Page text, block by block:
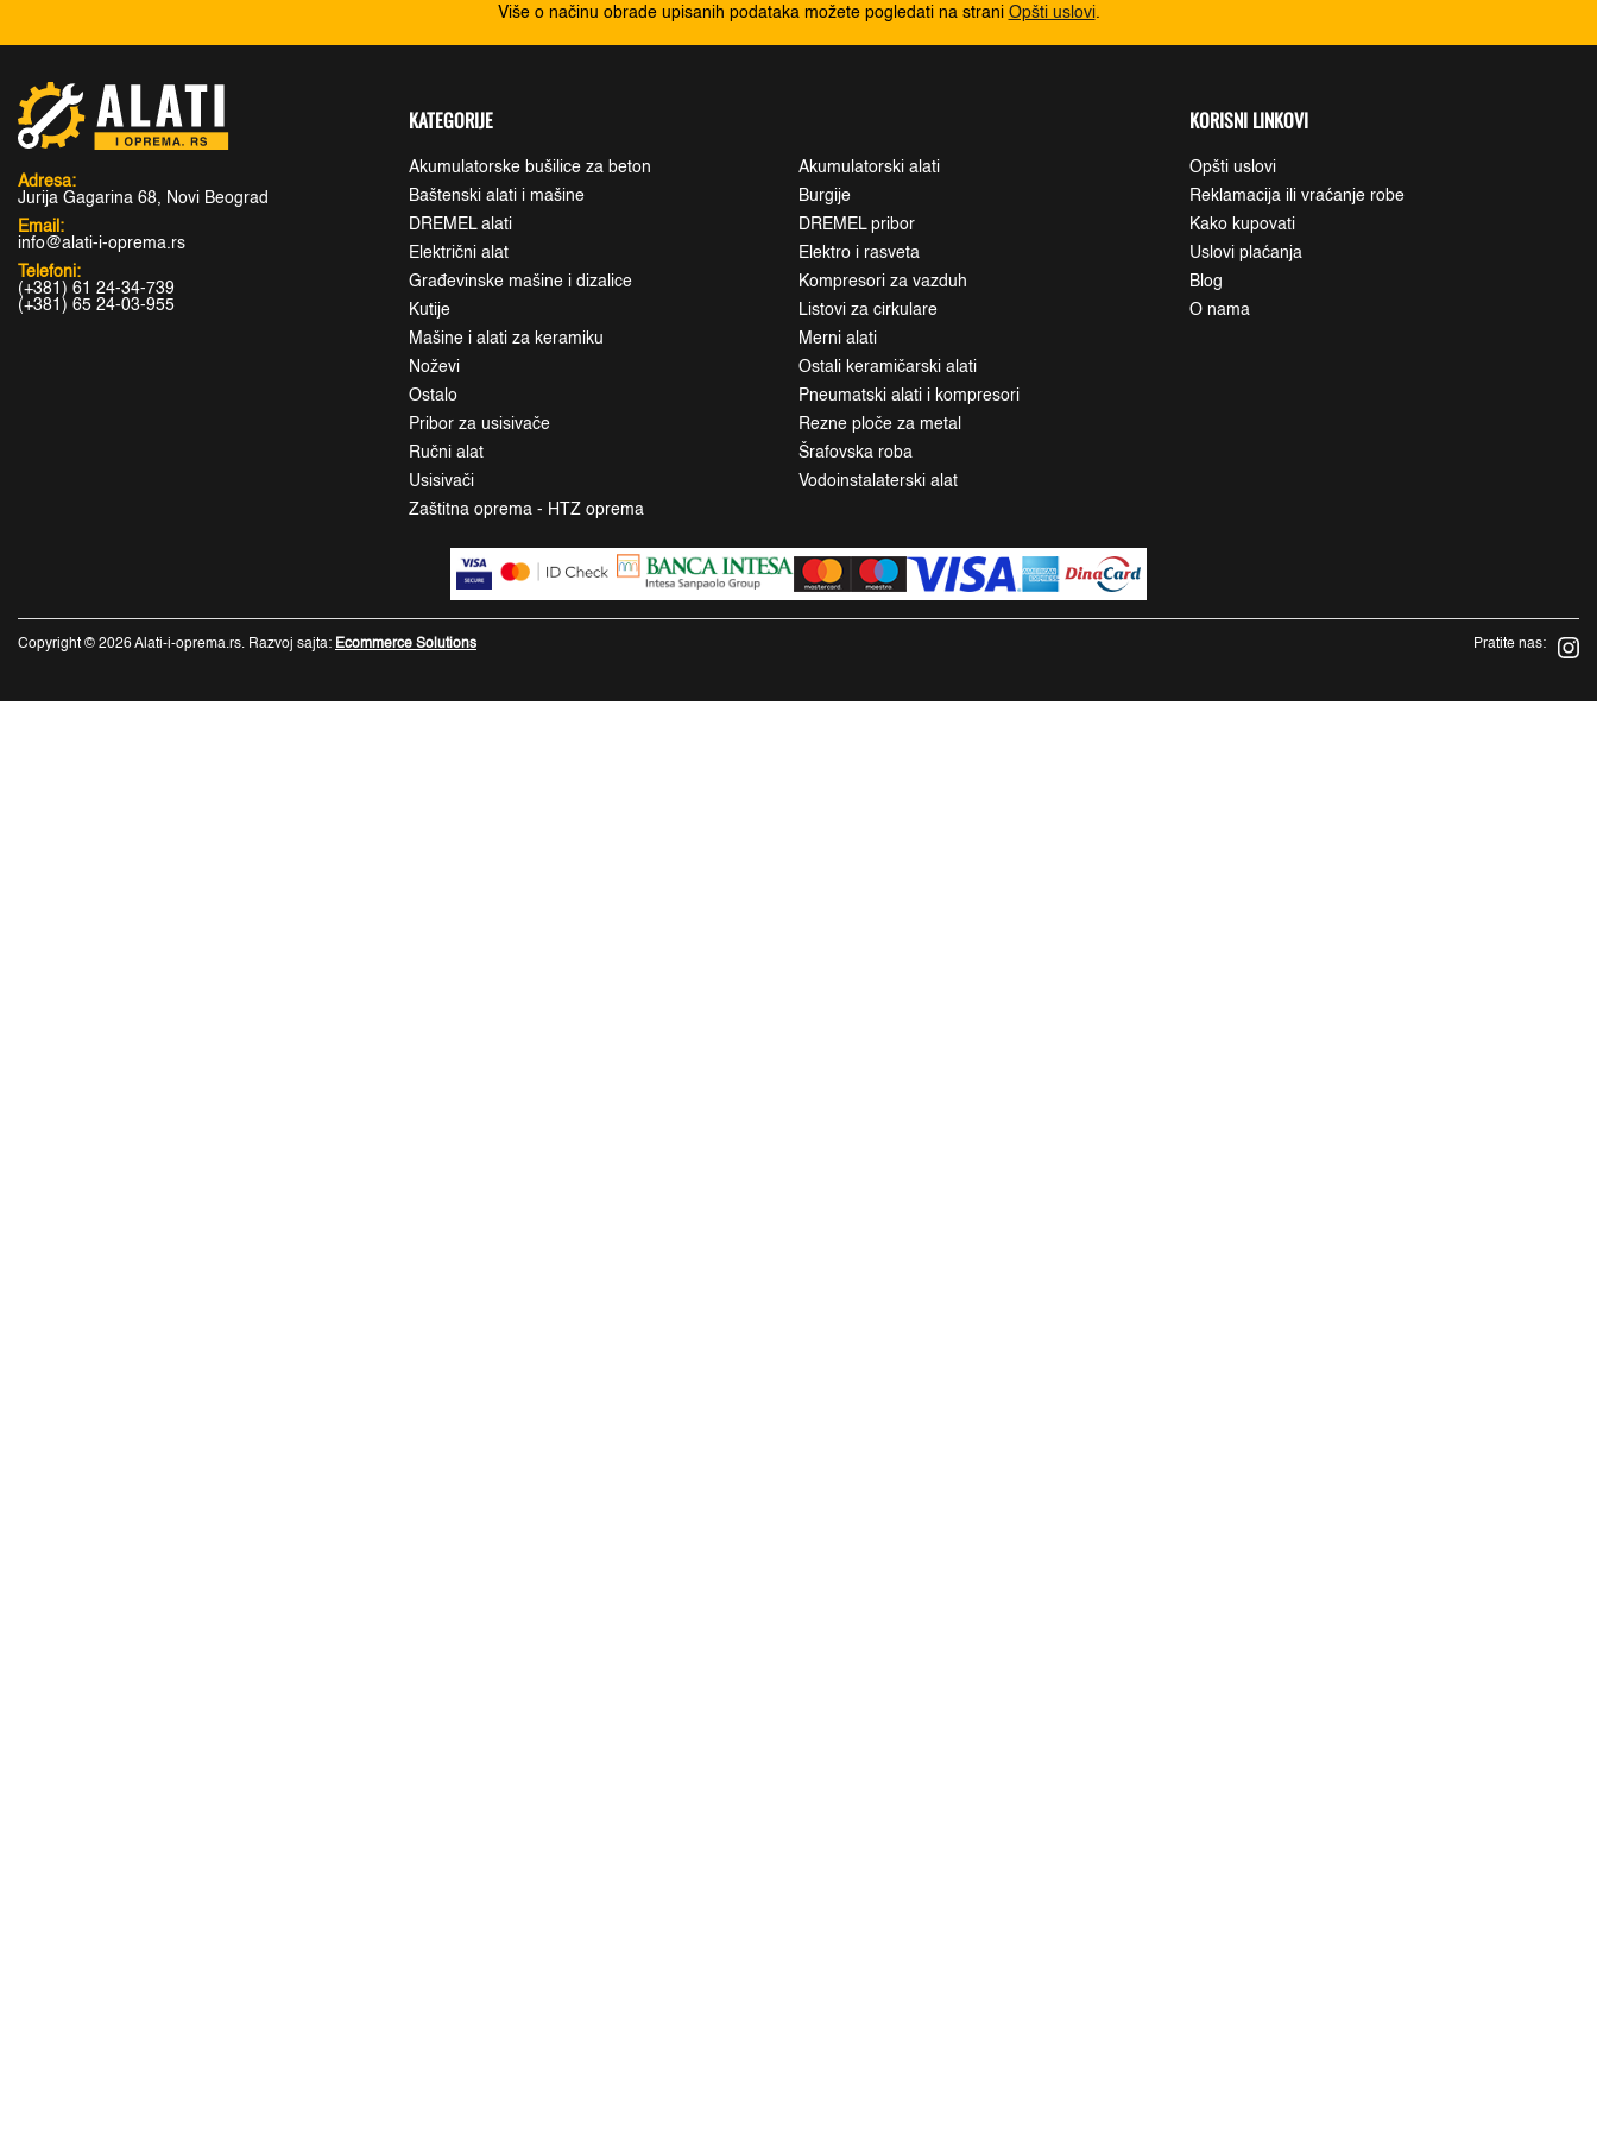
Više o načinu obrade upisanih podataka možete pogledati na strani Opšti uslovi.
Adresa:
Jurija Gagarina 68, Novi Beograd
Email:
info@alati-i-oprema.rs
Telefoni:
(+381) 61 24-34-739
(+381) 65 24-03-955
KATEGORIJE
Akumulatorske bušilice za beton
Akumulatorski alati
Baštenski alati i mašine
Burgije
DREMEL alati
DREMEL pribor
Električni alat
Elektro i rasveta
Građevinske mašine i dizalice
Kompresori za vazduh
Kutije
Listovi za cirkulare
Mašine i alati za keramiku
Merni alati
Noževi
Ostali keramičarski alati
Ostalo
Pneumatski alati i kompresori
Pribor za usisivače
Rezne ploče za metal
Ručni alat
Šrafovska roba
Usisivači
Vodoinstalaterski alat
Zaštitna oprema - HTZ oprema
KORISNI LINKOVI
Opšti uslovi
Reklamacija ili vraćanje robe
Kako kupovati
Uslovi plaćanja
Blog
O nama
Copyright © 2026 Alati-i-oprema.rs. Razvoj sajta: Ecommerce Solutions Pratite nas: